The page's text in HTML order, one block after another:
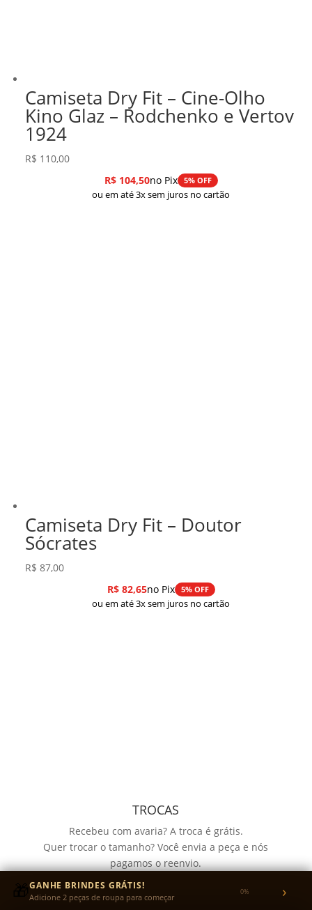
Camiseta Dry Fit – Cine-Olho
Kino Glaz – Rodchenko e Vertov
1924
R$ 110,00
R$104,50no Pix 5% OFF
ou em até 3x sem juros no cartão
Camiseta Dry Fit – Doutor
Sócrates
R$ 87,00
R$82,65no Pix 5% OFF
ou em até 3x sem juros no cartão
TROCAS
Recebeu com avaria? A troca é grátis.
Quer trocar o tamanho? Você envia a peça e nós
pagamos o reenvio.
Garantia de 30 dias para defeitos de fabricação no
tecido ou na estampa.
🎁GANHE BRINDES GRÁTIS!
Adicione 2 peças de roupa para começar 0% ›